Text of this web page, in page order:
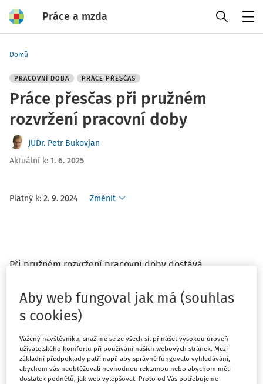
Práce a mzda
Domů
PRACOVNÍ DOBA PRÁCE PŘESČAS
Práce přesčas při pružném
rozvržení pracovní doby
JUDr. Petr Bukovjan
Aktuální k: 1. 6. 2025
Platný k: 2. 9. 2024 Změnit
Při pružném rozvržení pracovní doby dostává
pracovní dobou. To se promítá i do posouzení práce
přesčas při takovém způsobu jejího rozvržení. Vedle
základních podmínek pro vyhodnocení práce přesčas
přistupuje totiž ještě jedna podmínka: že jde o práci nad
základní pracovní dobu, tj. nad dobu, kdy je
zaměstnanec povinen být na pracovišti, a že
zaměstnanec nemohl v důsledku takové práce využít
Aby web fungoval jak má (souhlas
s cookies)
Vážený návštěvníku, snažíme se ze všech sil přinášet vysokou úroveň
uživatelského komfortu při používání našich webových stránek. Mezi
základní předpoklady patří např. aby správně fungovalo vyhledávání,
abychom vás neobtěžovali nevhodnou reklamou nebo abychom měli
dostatek podnětů, jak web vylepšovat. Proto od Vás potřebujeme